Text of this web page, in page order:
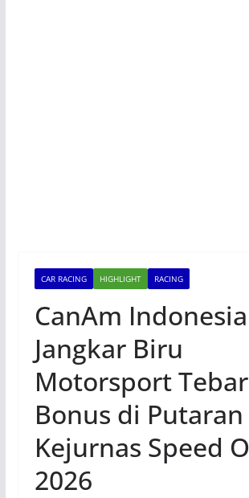
CAR RACING HIGHLIGHT RACING
CanAm
Jangkar Biru
Motorsport Tebar
Bonus di Putaran
Kejurnas Speed
2026